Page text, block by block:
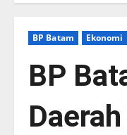
BP Batam Ekonomi
BP